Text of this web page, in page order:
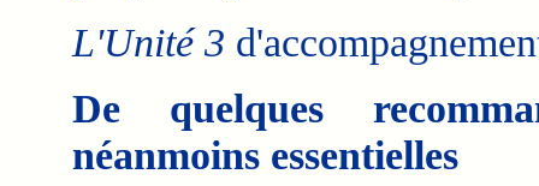
L'Unité 3
De quelques
néanmoins essentielles